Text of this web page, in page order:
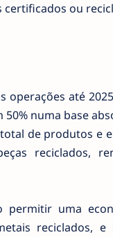
ou
operações até
numa base
de produtos e
reciclados,
uma
reciclados, e